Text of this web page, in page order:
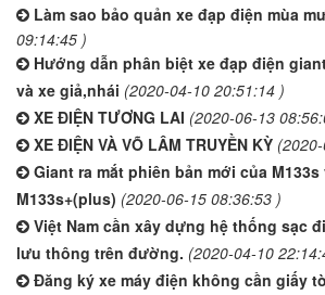
Làm sao bảo quản xe đạp điện mùa
09:14:45 )
Hướng dẫn phân biệt xe đạp điện
và xe giả,nhái (2020-04-10 20:51:14 )
XE ĐIỆN TƯƠNG LAI (2020-06-13
XE ĐIỆN VÀ VÕ LÂM TRUYỀN KỲ
Giant ra mắt phiên bản mới của
M133s+(plus) (2020-06-15 08:36:53 )
Việt Nam cần xây dựng hệ thống sạc
lưu thông trên đường. (2020-04-10
Đăng ký xe máy điện không cần giấy